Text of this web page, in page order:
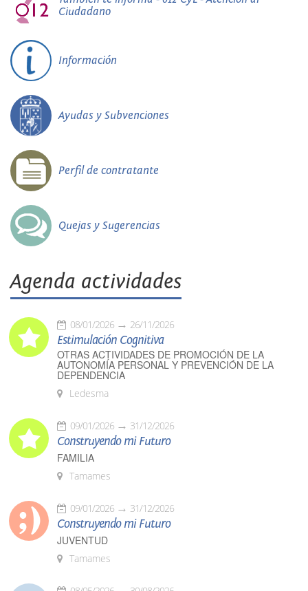
Ciudadano
Información
Ayudas y Subvenciones
Perfil de contratante
Quejas y Sugerencias
Agenda actividades
08/01/2026 26/11/2026
Estimulación Cognitiva
OTRAS ACTIVIDADES DE PROMOCIÓN DE LA
AUTONOMÍA PERSONAL Y PREVENCIÓN DE LA
DEPENDENCIA
Ledesma
09/01/2026 31/12/2026
Construyendo mi Futuro
FAMILIA
Tamames
09/01/2026 31/12/2026
Construyendo mi Futuro
JUVENTUD
Tamames